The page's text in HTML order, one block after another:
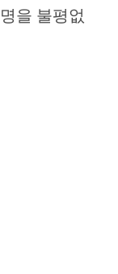
을 불평없